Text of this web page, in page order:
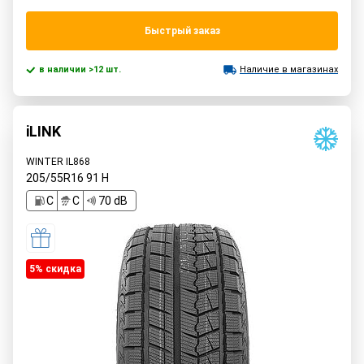
Быстрый заказ
в наличии >12 шт. Наличие в магазинах
iLINK
WINTER IL868
205/55R16 91 H
C
C 70 dB
5% cкидка